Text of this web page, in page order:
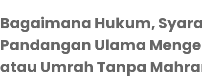
Bagaimana Hukum,
Pandangan Ulama
atau Umrah Tanpa